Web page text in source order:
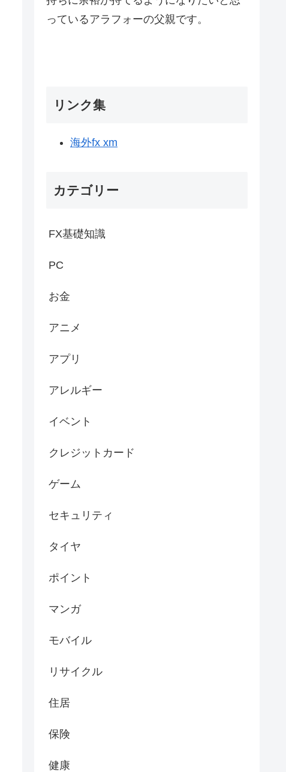
っているアラフォーの父親です。
リンク集
海外fx xm
カテゴリー
FX基礎知識
PC
お金
アニメ
アプリ
アレルギー
イベント
クレジットカード
ゲーム
セキュリティ
タイヤ
ポイント
マンガ
モバイル
リサイクル
住居
保険
健康